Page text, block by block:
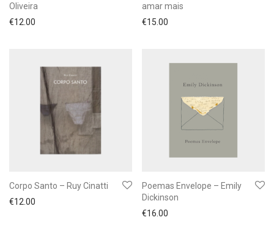
Oliveira
€12.00
amar mais
€15.00
Corpo Santo – Ruy Cinatti
€12.00
Poemas Envelope – Emily
Dickinson
€16.00